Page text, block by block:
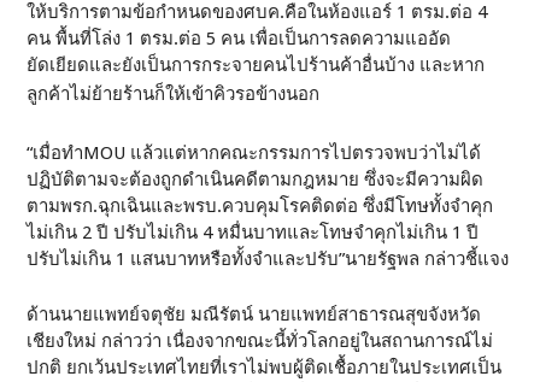
ให้บริการตามข้อกำหนดของศบค.คือในห้องแอร์ 1 ตรม.ต่อ 4
คน พื้นที่โล่ง 1 ตรม.ต่อ 5 คน เพื่อเป็นการลดความแออัด
ยัดเยียดและยังเป็นการกระจายคนไปร้านค้าอื่นบ้าง และหาก
ลูกค้าไม่ย้ายร้านก็ให้เข้าคิวรอข้างนอก
“เมื่อทำMOU แล้วแต่หากคณะกรรมการไปตรวจพบว่าไม่ได้
ปฏิบัติตามจะต้องถูกดำเนินคดีตามกฎหมาย ซึ่งจะมีความผิด
ตามพรก.ฉุกเฉินและพรบ.ควบคุมโรคติดต่อ ซึ่งมีโทษทั้งจำคุก
ไม่เกิน 2 ปี ปรับไม่เกิน 4 หมื่นบาทและโทษจำคุกไม่เกิน 1 ปี
ปรับไม่เกิน 1 แสนบาทหรือทั้งจำและปรับ”นายรัฐพล กล่าวชี้แจง
ด้านนายแพทย์จตุชัย มณีรัตน์ นายแพทย์สาธารณสุขจังหวัด
เชียงใหม่ กล่าวว่า เนื่องจากขณะนี้ทั่วโลกอยู่ในสถานการณ์ไม่
ปกติ ยกเว้นประเทศไทยที่เราไม่พบผู้ติดเชื้อภายในประเทศเป็น